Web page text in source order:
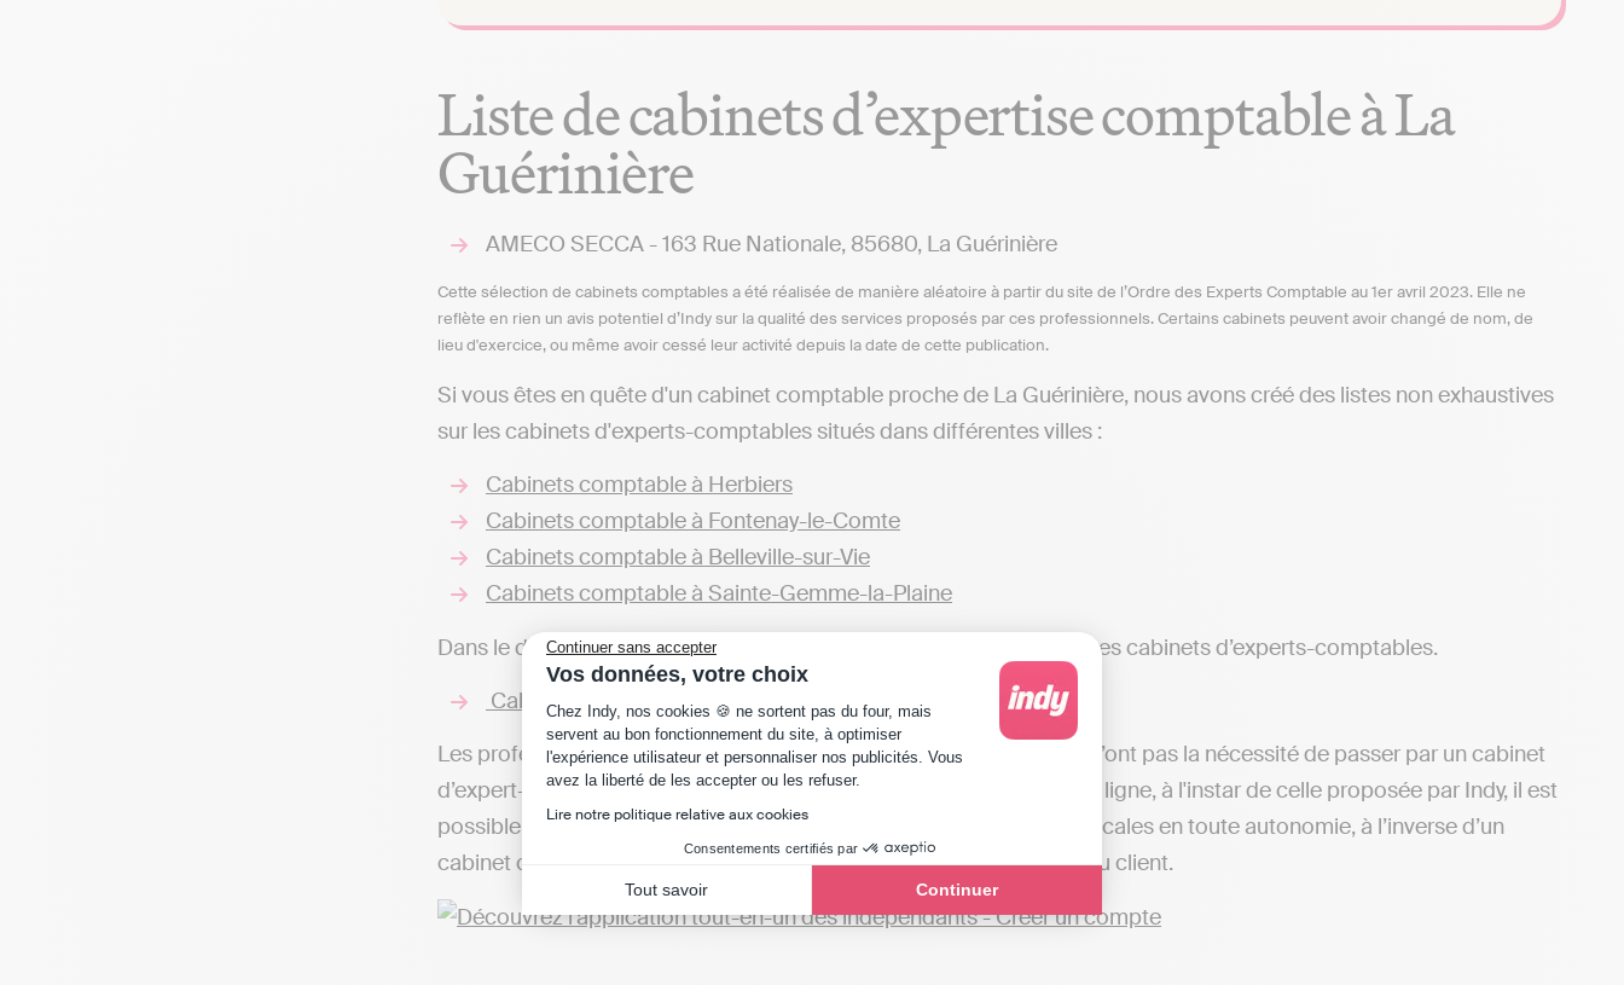
Continuer sans accepter
Vos données, votre choix
Plateforme de Gestion du Consentement : Personnalisez vos Options
Chez Indy, nos cookies 🍪 ne sortent pas du four, mais
servent au bon fonctionnement du site, à optimiser
l'expérience utilisateur et personnaliser nos publicités. Vous
avez la liberté de les accepter ou les refuser.
Lire notre politique relative aux cookies
Consentements certifiés par
Tout savoir Continuer
Axeptio consent
Liste de cabinets d’expertise comptable à La
Guérinière
AMECO SECCA - 163 Rue Nationale, 85680, La Guérinière
Cette sélection de cabinets comptables a été réalisée de manière aléatoire à partir du site de l’Ordre des Experts Comptable au 1er avril 2023. Elle ne
reflète en rien un avis potentiel d’Indy sur la qualité des services proposés par ces professionnels. Certains cabinets peuvent avoir changé de nom, de
lieu d'exercice, ou même avoir cessé leur activité depuis la date de cette publication.
Si vous êtes en quête d'un cabinet comptable proche de La Guérinière, nous avons créé des listes non exhaustives
sur les cabinets d'experts-comptables situés dans différentes villes :
Cabinets comptable à Herbiers
Cabinets comptable à Fontenay-le-Comte
Cabinets comptable à Belleville-sur-Vie
Cabinets comptable à Sainte-Gemme-la-Plaine
Dans le département de la Vendée, vous trouverez également d’autres cabinets d’experts-comptables.
Cabinets comptable dans la Vendée
Les professionnels préférant réaliser leur comptabilité eux-mêmes n’ont pas la nécessité de passer par un cabinet
d’expert-comptable implanté à La Guérinière. Avec des solutions en ligne, à l'instar de celle proposée par Indy, il est
possible de gérer sa comptabilité et transmettre ses déclarations fiscales en toute autonomie, à l’inverse d’un
cabinet comptable qui fera toutes ces démarches pour le compte du client.